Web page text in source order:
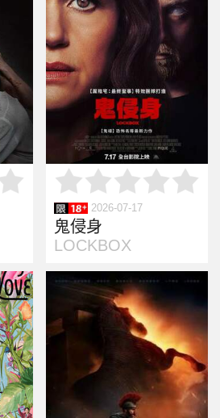
2026-07-17
鬼侵身
LOCKBOX